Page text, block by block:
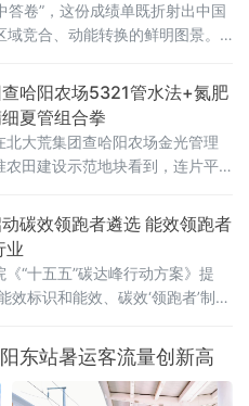
答卷”，这份成绩单既折射出中国
竞合、动能转换的鲜明图景。
元，同比增长4.7%。从增量
万亿元，为近五年
哈阳农场5321管水法+氮肥
夏管组合拳
北大荒集团查哈阳农场金光管理
农田建设示范地块看到，连片平
作人员正穿梭于田间，按照拔
管水法要求，开展控水作业。
碳效领跑者遴选 能效领跑者
业
“十五五”碳达峰行动方案》提
效标识和能效、碳效‘领跑者’制
东站暑运客流量创新高